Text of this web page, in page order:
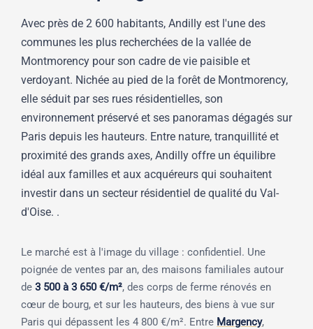
Avec près de 2 600 habitants, Andilly est l'une des
communes les plus recherchées de la vallée de
Montmorency pour son cadre de vie paisible et
verdoyant. Nichée au pied de la forêt de Montmorency,
elle séduit par ses rues résidentielles, son
environnement préservé et ses panoramas dégagés sur
Paris depuis les hauteurs. Entre nature, tranquillité et
proximité des grands axes, Andilly offre un équilibre
idéal aux familles et aux acquéreurs qui souhaitent
investir dans un secteur résidentiel de qualité du Val-
d'Oise. .
Le marché est à l'image du village : confidentiel. Une
poignée de ventes par an, des maisons familiales autour
de 3 500 à 3 650 €/m², des corps de ferme rénovés en
cœur de bourg, et sur les hauteurs, des biens à vue sur
Paris qui dépassent les 4 800 €/m². Entre Margency,